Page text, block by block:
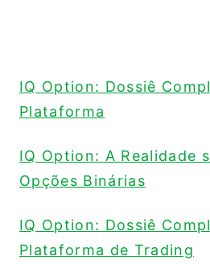
IQ Option: Dossiê
Plataforma
IQ Option: A Realidade
Opções Binárias
IQ Option: Dossiê
Plataforma de Trading